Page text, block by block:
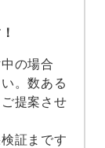
の場合
。数ある
提案させ
証まです